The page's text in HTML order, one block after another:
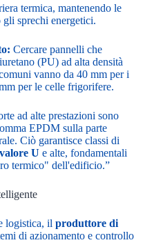
termica, mantenendo le
gli sprechi energetici.
Cercare pannelli che
(PU) ad alta densità
vanno da 40 mm per i
per le celle frigorifere.
ad alte prestazioni sono
EPDM sulla parte
Ciò garantisce classi di
valore U e alte, fondamentali
termico" dell'edificio.”
logistica, il produttore di
di azionamento e controllo